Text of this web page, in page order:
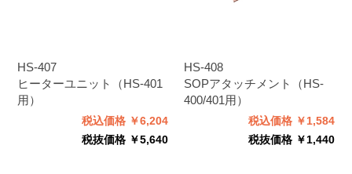
HS-407
ヒーターユニット（HS-401
用）
税込価格 ￥6,204
税抜価格 ￥5,640
HS-408
SOPアタッチメント（HS-
400/401用）
税込価格 ￥1,584
税抜価格 ￥1,440